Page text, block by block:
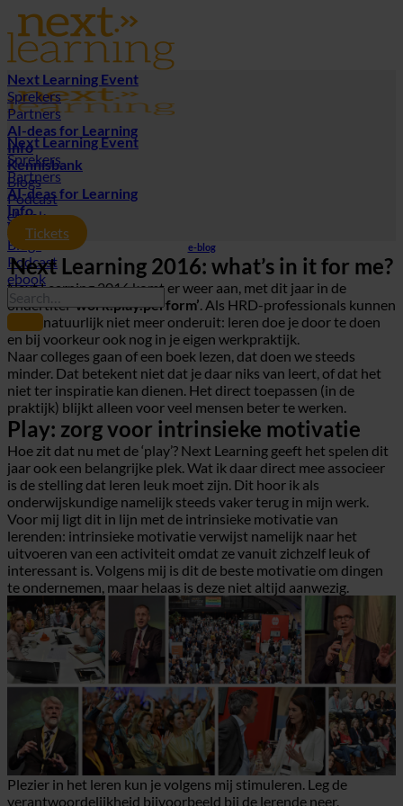
Ga
naar
inhoud
Next Learning Event
Sprekers
Partners
AI-deas for Learning
Info
Kennisbank
Blogs
Podcast
ebook
Next Learning Event
Sprekers
Partners
AI-deas for Learning
Info
Kennisbank
Blogs
Podcast
ebook
Tickets
e-blog
Next Learning 2016: what’s in it for me?
Next Learning 2016 komt er weer aan, met dit jaar in de
ondertitel‘work.play.perform’. Als HRD-professionals kunnen
we er natuurlijk niet meer onderuit: leren doe je door te doen
en bij voorkeur ook nog in je eigen werkpraktijk.
Naar colleges gaan of een boek lezen, dat doen we steeds
minder. Dat betekent niet dat je daar niks van leert, of dat het
niet ter inspiratie kan dienen. Het direct toepassen (in de
praktijk) blijkt alleen voor veel mensen beter te werken.
Play: zorg voor intrinsieke motivatie
Hoe zit dat nu met de ‘play’? Next Learning geeft het spelen dit
jaar ook een belangrijke plek. Wat ik daar direct mee associeer
is de stelling dat leren leuk moet zijn. Dit hoor ik als
onderwijskundige namelijk steeds vaker terug in mijn werk.
Voor mij ligt dit in lijn met de intrinsieke motivatie van
lerenden: intrinsieke motivatie verwijst namelijk naar het
uitvoeren van een activiteit omdat ze vanuit zichzelf leuk of
interessant is. Volgens mij is dit de beste motivatie om dingen
te ondernemen, maar helaas is deze niet altijd aanwezig.
Plezier in het leren kun je volgens mij stimuleren. Leg de
verantwoordelijkheid bijvoorbeeld bij de lerende neer.